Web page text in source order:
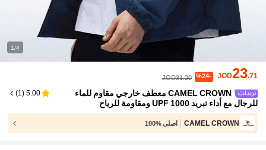
1/4
JOD23.71
%24-
JOD31.20
CAMEL CROWN معطف خارجي مقاوم للماء
للرجال مع أداء تبريد UPF 1000 ومقاومة للرياح
5.00
(
1
)
CAMEL CROWN أصلي %100